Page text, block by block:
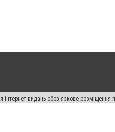
видань обов'язкове розміщення